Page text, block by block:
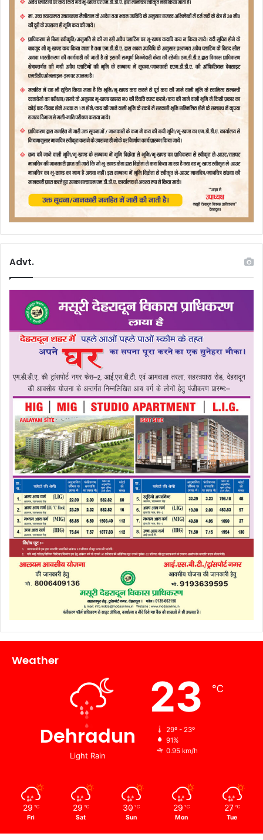
Advt.
Weather
Dehradun
Light Rain
23 ℃
29º - 23º
91%
0.95 km/h
29 ℃
Fri
29 ℃
Sat
30 ℃
Sun
29 ℃
Mon
27 ℃
Tue